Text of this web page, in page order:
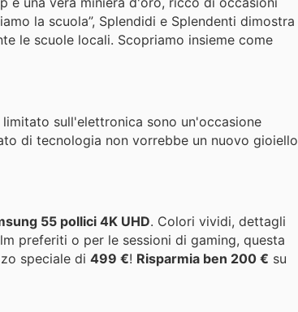
la scuola”, Splendidi e Splendenti dimostra
le scuole locali. Scopriamo insieme come
sull'elettronica sono un'occasione
di tecnologia non vorrebbe un nuovo gioiello
55 pollici 4K UHD. Colori vividi, dettagli
preferiti o per le sessioni di gaming, questa
speciale di 499 €! Risparmia ben 200 € su